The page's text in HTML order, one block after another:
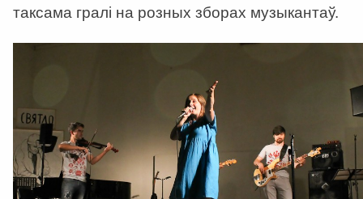
таксама гралі на розных зборах музыкантаў.